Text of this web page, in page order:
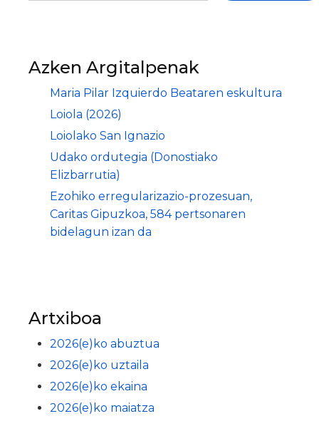
Azken Argitalpenak
Maria Pilar Izquierdo Beataren eskultura
Loiola (2026)
Loiolako San Ignazio
Udako ordutegia (Donostiako
Elizbarrutia)
Ezohiko erregularizazio-prozesuan,
Caritas Gipuzkoa, 584 pertsonaren
bidelagun izan da
Artxiboa
2026(e)ko abuztua
2026(e)ko uztaila
2026(e)ko ekaina
2026(e)ko maiatza